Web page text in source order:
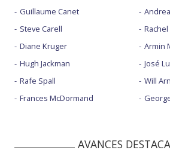
Guillaume Canet
Steve Carell
Diane Kruger
Hugh Jackman
Rafe Spall
Frances McDormand
Armin
José
Will
AVANCES